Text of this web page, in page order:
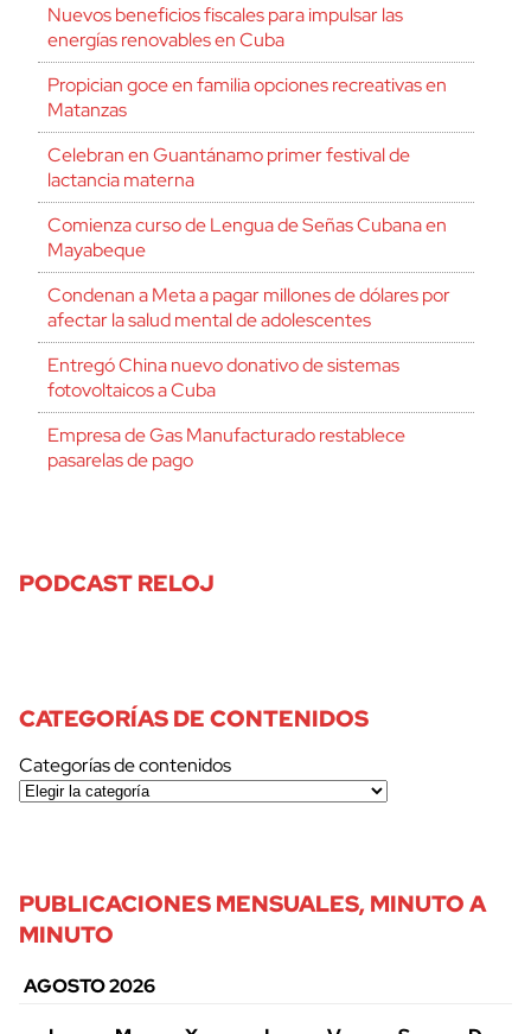
Nuevos beneficios fiscales para impulsar las
energías renovables en Cuba
Propician goce en familia opciones recreativas en
Matanzas
Celebran en Guantánamo primer festival de
lactancia materna
Comienza curso de Lengua de Señas Cubana en
Mayabeque
Condenan a Meta a pagar millones de dólares por
afectar la salud mental de adolescentes
Entregó China nuevo donativo de sistemas
fotovoltaicos a Cuba
Empresa de Gas Manufacturado restablece
pasarelas de pago
PODCAST RELOJ
CATEGORÍAS DE CONTENIDOS
Categorías de contenidos
PUBLICACIONES MENSUALES, MINUTO A
MINUTO
AGOSTO 2026